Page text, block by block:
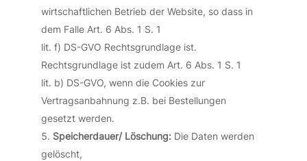
wirtschaftlichen Betrieb der Website, so dass in
dem Falle Art. 6 Abs. 1 S. 1
lit. f) DS-GVO Rechtsgrundlage ist.
Rechtsgrundlage ist zudem Art. 6 Abs. 1 S. 1
lit. b) DS-GVO, wenn die Cookies zur
Vertragsanbahnung z.B. bei Bestellungen
gesetzt werden.
Speicherdauer/ Löschung:Die Daten werden
gelöscht,